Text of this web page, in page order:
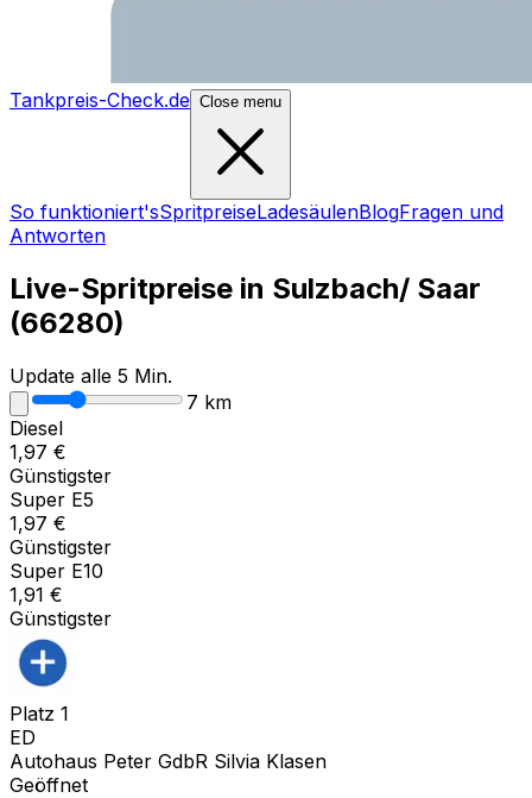
Tankpreis-Check.de Close menu
So funktioniert'sSpritpreiseLadesäulenBlogFragen und
Antworten
Live-Spritpreise in Sulzbach/ Saar
(66280)
Update alle 5 Min.
7 km
Diesel
1,97 €
Günstigster
Super E5
1,97 €
Günstigster
Super E10
1,91 €
Günstigster
Platz 1
ED
Autohaus Peter GdbR Silvia Klasen
Geöffnet